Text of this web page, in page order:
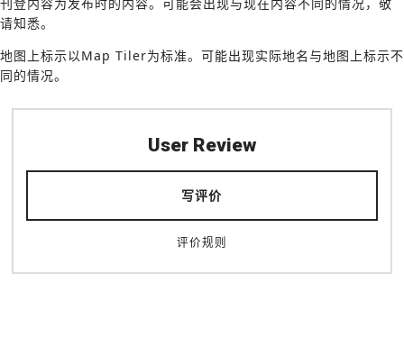
刊登内容为发布时的内容。可能会出现与现在内容不同的情况，敬
请知悉。
地图上标示以Map Tiler为标准。可能出现实际地名与地图上标示不
同的情况。
User Review
写评价
评价规则